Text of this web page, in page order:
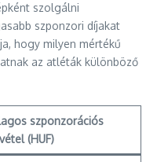
szolgálni
szponzori díjakat
hogy milyen mértékű
az atléták különböző
szponzorációs
(HUF)